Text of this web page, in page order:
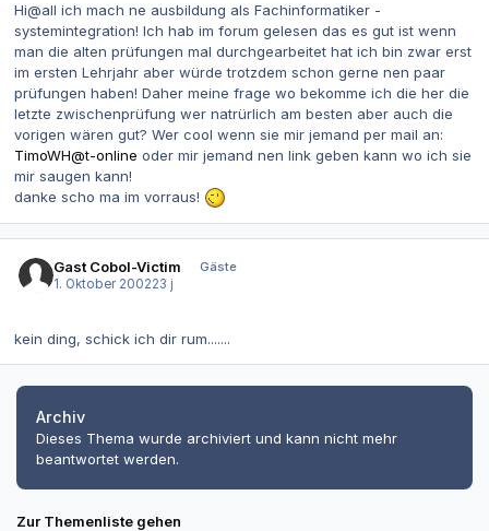
Hi@all ich mach ne ausbildung als Fachinformatiker -
systemintegration! Ich hab im forum gelesen das es gut ist wenn
man die alten prüfungen mal durchgearbeitet hat ich bin zwar erst
im ersten Lehrjahr aber würde trotzdem schon gerne nen paar
prüfungen haben! Daher meine frage wo bekomme ich die her die
letzte zwischenprüfung wer natrürlich am besten aber auch die
vorigen wären gut? Wer cool wenn sie mir jemand per mail an:
TimoWH@t-online oder mir jemand nen link geben kann wo ich sie
mir saugen kann!
danke scho ma im vorraus!
Gast Cobol-Victim
Gäste
1. Oktober 200223 j
kein ding, schick ich dir rum.......
Archiv
Dieses Thema wurde archiviert und kann nicht mehr
beantwortet werden.
Zur Themenliste gehen